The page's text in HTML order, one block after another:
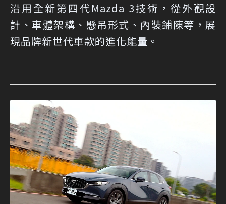
沿用全新第四代Mazda 3技術，從外觀設
計、車體架構、懸吊形式、內裝鋪陳等，展
現品牌新世代車款的進化能量。